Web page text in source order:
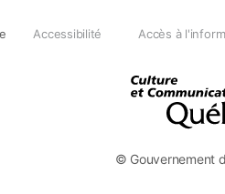
© Gouvernement
Accessibilité Accès à